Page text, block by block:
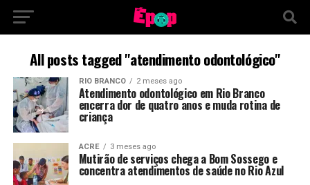
All posts tagged "atendimento odontológico"
RIO BRANCO 2 meses ago
Atendimento odontológico em Rio Branco
encerra dor de quatro anos e muda rotina de
criança
ACRE 3 meses ago
Mutirão de serviços chega a Bom Sossego e
concentra atendimentos de saúde no Rio Azul